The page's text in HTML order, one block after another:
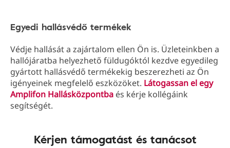
Egyedi hallásvédő termékek
Védje hallását a zajártalom ellen Ön is. Üzleteinkben a
hallójáratba helyezhető füldugóktól kezdve egyedileg
gyártott hallásvédő termékekig beszerezheti az Ön
igényeinek megfelelő eszközöket. Látogassan el egy
Amplifon Hallásközpontba és kérje kollégáink
segítségét.
Kérjen támogatást és tanácsot